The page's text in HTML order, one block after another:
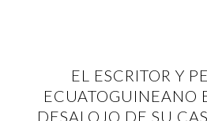
EL ESCRITOR Y
ECUATOGUINEANO
DESALOJO DE SU